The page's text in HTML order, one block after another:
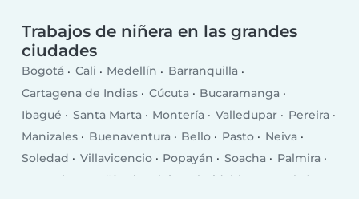
Trabajos de niñera en las grandes
ciudades
Bogotá Cali Medellín
Barranquilla
Cartagena de Indias
Cúcuta
Bucaramanga
Ibagué
Santa Marta Montería Valledupar
Pereira
Manizales
Buenaventura Bello Pasto
Neiva
Soledad
Villavicencio Popayán Soacha
Palmira
Armenia
Itagüí Sincelejo Floridablanca
Tuluá